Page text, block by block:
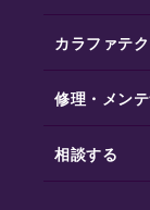
カラファテ
修理・メン
相談する